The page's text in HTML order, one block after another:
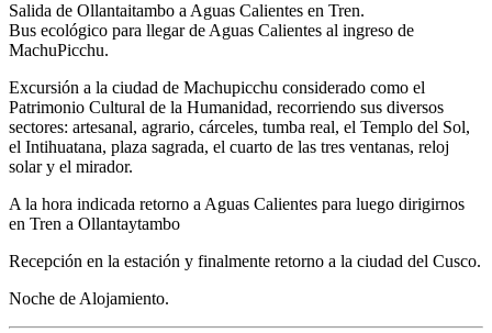
Salida de Ollantaitambo a Aguas Calientes en Tren.
Bus ecológico para llegar de Aguas Calientes al ingreso de
MachuPicchu.
Excursión a la ciudad de Machupicchu considerado como el
Patrimonio Cultural de la Humanidad, recorriendo sus diversos
sectores: artesanal, agrario, cárceles, tumba real, el Templo del Sol,
el Intihuatana, plaza sagrada, el cuarto de las tres ventanas, reloj
solar y el mirador.
A la hora indicada retorno a Aguas Calientes para luego dirigirnos
en Tren a Ollantaytambo
Recepción en la estación y finalmente retorno a la ciudad del Cusco.
Noche de Alojamiento.